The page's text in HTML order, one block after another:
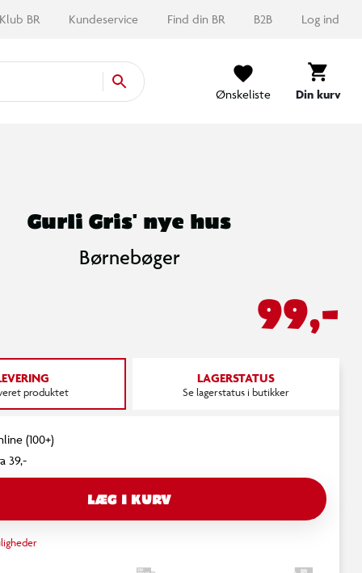
Klub BR Kundeservice Find din BR B2B Log ind
Ønskeliste Din kurv
Gurli Gris' nye hus
Børnebøger
99,-
produktet
LAGERSTATUS
Se lagerstatus i butikker
(100+)
39,-
LÆG I KURV